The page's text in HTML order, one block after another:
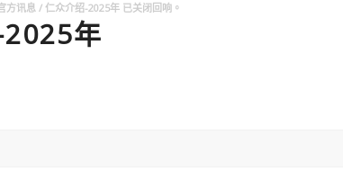
方讯息 仁众介绍-2025年 已关闭回响。
年